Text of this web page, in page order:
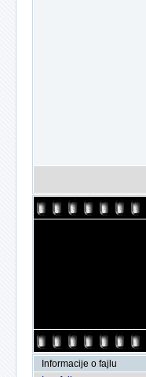
Informacije o fajlu